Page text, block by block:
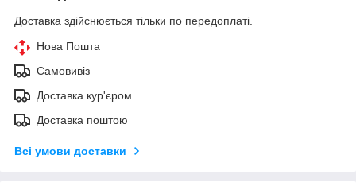
Доставка здійснюється тільки по передоплаті.
Нова Пошта
Самовивіз
Доставка кур'єром
Доставка поштою
Всі умови доставки